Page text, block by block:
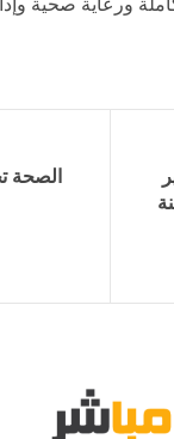
ورعاية صحية
الصحة